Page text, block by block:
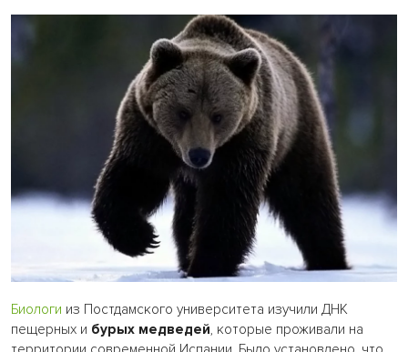
Биологи из Постдамского университета изучили ДНК
пещерных и бурых медведей, которые проживали на